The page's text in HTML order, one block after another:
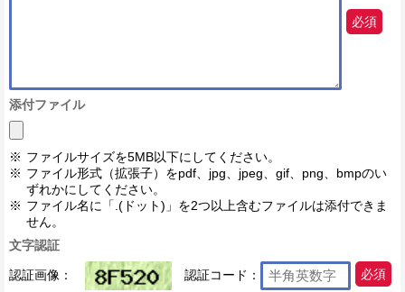
必須
添付ファイル
ファイルサイズを5MB以下にしてください。
ファイル形式（拡張子）をpdf、jpg、jpeg、gif、png、bmpのい
ずれかにしてください。
ファイル名に「.(ドット)」を2つ以上含むファイルは添付できま
せん。
文字認証
認証画像： 認証コード： 必須